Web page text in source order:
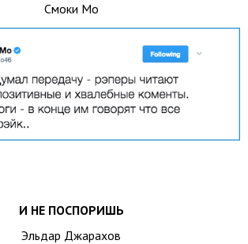
Смоки Мо
И НЕ ПОСПОРИШЬ
Эльдар Джарахов